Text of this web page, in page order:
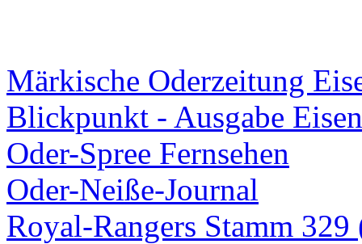
Märkische Oderzeitung
Blickpunkt - Ausgabe
Oder-Spree Fernsehen
Oder-Neiße-Journal
Royal-Rangers Stamm